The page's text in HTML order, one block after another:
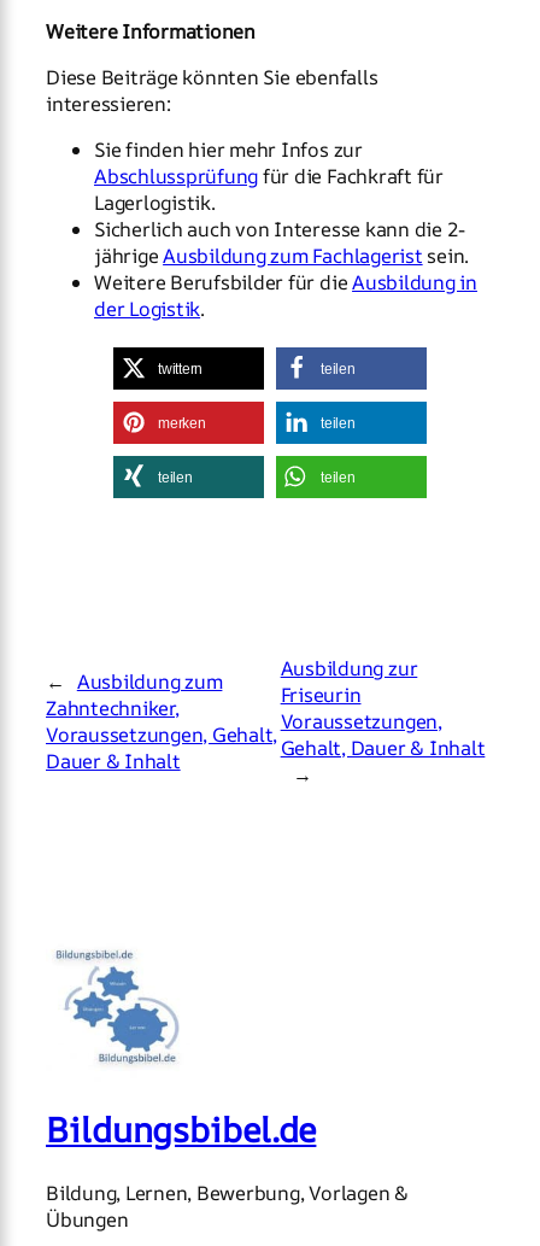
Weitere Informationen
Diese Beiträge könnten Sie ebenfalls
interessieren:
Sie finden hier mehr Infos zur
Abschlussprüfungfür die Fachkraft für
Lagerlogistik.
Sicherlich auch von Interesse kann die 2-
jährigeAusbildung zum Fachlagerist sein.
Weitere Berufsbilder für dieAusbildung in
der Logistik.
twittern teilen
merken teilen
teilen teilen
← Ausbildung zum
Zahntechniker,
Voraussetzungen, Gehalt,
Dauer & Inhalt
Ausbildung zur
Friseurin
Voraussetzungen,
Gehalt, Dauer & Inhalt
→
Bildungsbibel.de
Bildung, Lernen, Bewerbung, Vorlagen &
Übungen